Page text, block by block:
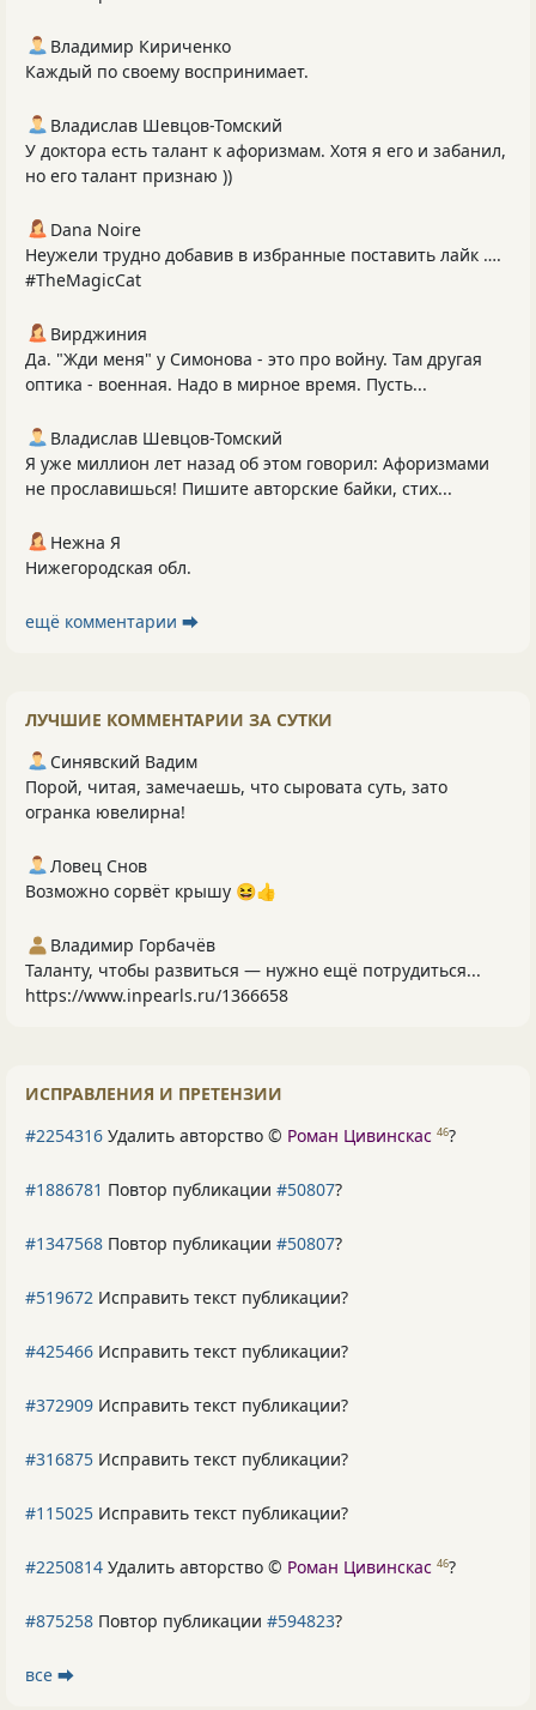
Владимир Кириченко
Каждый по своему воспринимает.
Владислав Шевцов-Томский
У доктора есть талант к афоризмам. Хотя я его и забанил,
но его талант признаю ))
Dana Noire
Неужели трудно добавив в избранные поставить лайк ….
#TheMagicCat
Вирджиния
Да. "Жди меня" у Симонова - это про войну. Там другая
оптика - военная. Надо в мирное время. Пусть...
Владислав Шевцов-Томский
Я уже миллион лет назад об этом говорил: Афоризмами
не прославишься! Пишите авторские байки, стих...
Нежна Я
Нижегородская обл.
ещё комментарии ⮕
ЛУЧШИЕ КОММЕНТАРИИ ЗА СУТКИ
Синявский Вадим
Порой, читая, замечаешь, что сыровата суть, зато
огранка ювелирна!
Ловец Снов
Возможно сорвёт крышу 😆👍
Владимир Горбачёв
Таланту, чтобы развиться — нужно ещё потрудиться...
https://www.inpearls.ru/1366658
ИСПРАВЛЕНИЯ И ПРЕТЕНЗИИ
#2254316 Удалить авторство © Роман Цивинскас 46?
#1886781 Повтор публикации #50807?
#1347568 Повтор публикации #50807?
#519672 Исправить текст публикации?
#425466 Исправить текст публикации?
#372909 Исправить текст публикации?
#316875 Исправить текст публикации?
#115025 Исправить текст публикации?
#2250814 Удалить авторство © Роман Цивинскас 46?
#875258 Повтор публикации #594823?
все ⮕